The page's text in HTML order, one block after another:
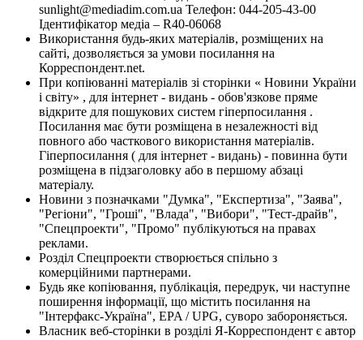
sunlight@mediadim.com.ua Телефон: 044-205-43-00
Ідентифікатор медіа – R40-06068
Використання будь-яких матеріалів, розміщених на
сайті, дозволяється за умови посилання на
Корреспондент.net.
При копіюванні матеріалів зі сторінки « Новини України
і світу» , для інтернет - видань - обов'язкове пряме
відкрите для пошукових систем гіперпосилання .
Посилання має бути розміщена в незалежності від
повного або часткового використання матеріалів.
Гіперпосилання ( для інтернет - видань) - повинна бути
розміщена в підзаголовку або в першому абзаці
матеріалу.
Новини з позначками "Думка", "Експертиза", "Заява",
"Регіони", "Гроші", "Влада", "Вибори", "Тест-драйв",
"Спецпроекти", "Промо" публікуються на правах
реклами.
Розділ Спецпроекти створюється спільно з
комерційними партнерами.
Будь яке копіювання, публікація, передрук, чи наступне
поширення інформації, що містить посилання на
"Інтерфакс-Україна", EPA / UPG, суворо забороняється.
Власник веб-сторінки в розділі Я-Корреспондент є автор